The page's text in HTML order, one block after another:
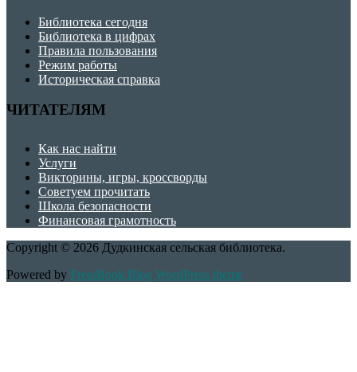
Библиотека сегодня
Библиотека в цифрах
Правила пользования
Режим работы
Историческая справка
ЧИТАТЕЛЯМ
Как нас найти
Услуги
Викторины, игры, кроссворды
Советуем прочитать
Школа безопасности
Финансовая грамотность
Copyright © 2026 Дудкинская сельская библиотека.
Powered by PressBook Blog WordPress theme